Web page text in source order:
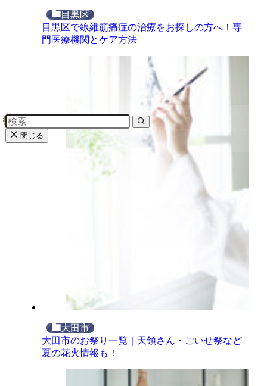
目黒区
目黒区で線維筋痛症の治療をお探しの方へ！専
門医療機関とケア方法
大田市
大田市のお祭り一覧｜天領さん・ごいせ祭など
夏の花火情報も！
閉じる